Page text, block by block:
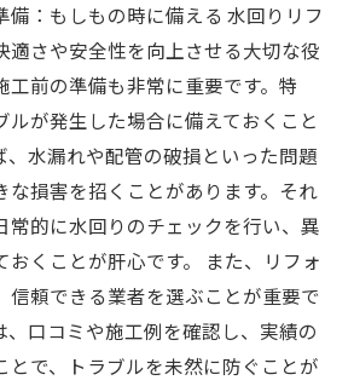
備：もしもの時に備える 水回りリフ
適さや安全性を向上させる大切な役
工前の準備も非常に重要です。特
ルが発生した場合に備えておくこと
、水漏れや配管の破損といった問題
な損害を招くことがあります。それ
常的に水回りのチェックを行い、異
おくことが肝心です。 また、リフォ
信頼できる業者を選ぶことが重要で
、口コミや施工例を確認し、実績の
とで、トラブルを未然に防ぐことが